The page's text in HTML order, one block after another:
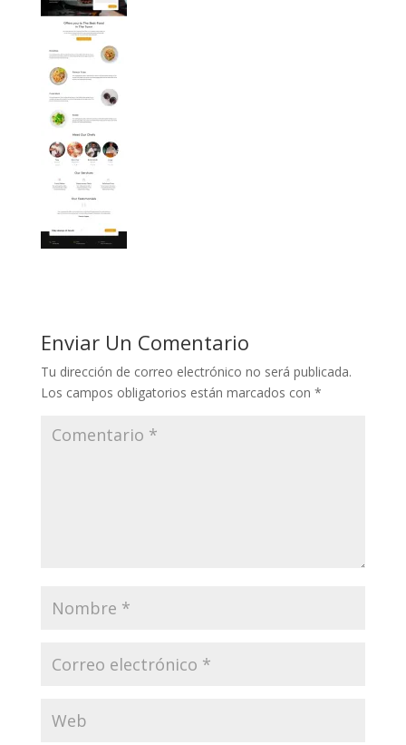
Enviar Un Comentario
Tu dirección de correo electrónico no será publicada.
Los campos obligatorios están marcados con *